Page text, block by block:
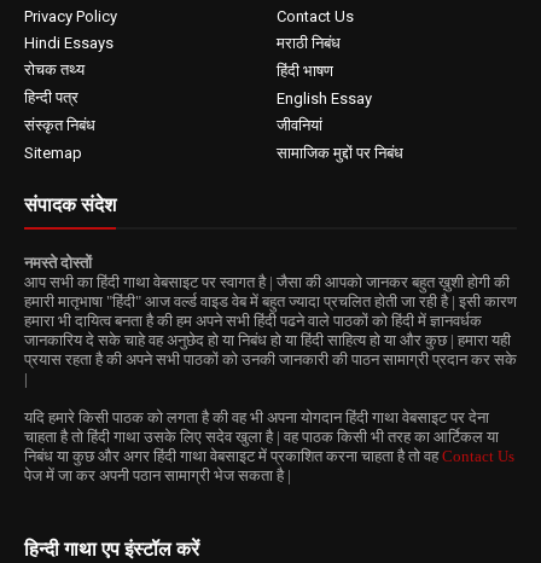
Privacy Policy
Contact Us
Hindi Essays
मराठी निबंध
रोचक तथ्य
हिंदी भाषण
हिन्दी पत्र
English Essay
संस्कृत निबंध
जीवनियां
Sitemap
सामाजिक मुद्दों पर निबंध
संपादक संदेश
नमस्ते दोस्तों
आप सभी का हिंदी गाथा वेबसाइट पर स्वागत है | जैसा की आपको जानकर बहुत ख़ुशी होगी की
हमारी मातृभाषा "हिंदी" आज वर्ल्ड वाइड वेब में बहुत ज्यादा प्रचलित होती जा रही है | इसी कारण
हमारा भी दायित्व बनता है की हम अपने सभी हिंदी पढने वाले पाठकों को हिंदी में ज्ञानवर्धक
जानकारिय दे सके चाहे वह अनुछेद हो या निबंध हो या हिंदी साहित्य हो या और कुछ | हमारा यही
प्रयास रहता है की अपने सभी पाठकों को उनकी जानकारी की पाठन सामाग्री प्रदान कर सके
|
यदि हमारे किसी पाठक को लगता है की वह भी अपना योगदान हिंदी गाथा वेबसाइट पर देना
चाहता है तो हिंदी गाथा उसके लिए सदेव खुला है | वह पाठक किसी भी तरह का आर्टिकल या
निबंध या कुछ और अगर हिंदी गाथा वेबसाइट में प्रकाशित करना चाहता है तो वहContact Us
पेज में जा कर अपनी पठान सामाग्री भेज सकता है |
हिन्दी गाथा एप इंस्टॉल करें